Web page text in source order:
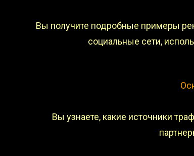
Вы получите подробные примеры
социальные сети,
Вы узнаете, какие источники